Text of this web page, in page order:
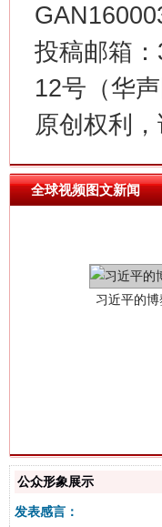
投稿邮箱
12号（华
原创权利
全球视频图文新闻
习近平的
公众形象展示
发表感言：